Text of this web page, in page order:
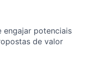
engajar potenciais
de valor